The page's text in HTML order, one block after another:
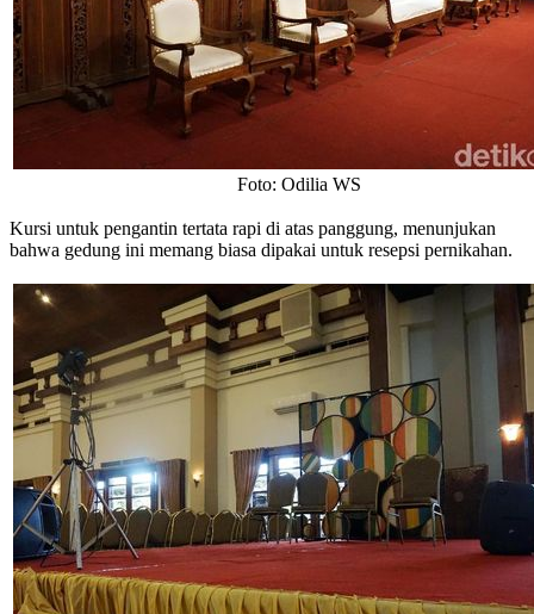
Foto: Odilia WS
Kursi untuk pengantin tertata rapi di atas panggung, menunjukan
bahwa gedung ini memang biasa dipakai untuk resepsi pernikahan.